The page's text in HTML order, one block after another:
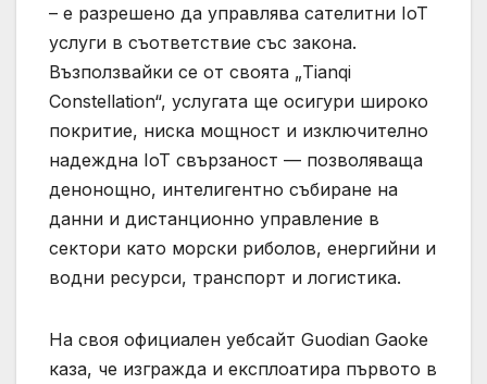
– е разрешено да управлява сателитни IoT
услуги в съответствие със закона.
Възползвайки се от своята „Tianqi
Constellation“, услугата ще осигури широко
покритие, ниска мощност и изключително
надеждна IoT свързаност — позволяваща
денонощно, интелигентно събиране на
данни и дистанционно управление в
сектори като морски риболов, енергийни и
водни ресурси, транспорт и логистика.
На своя официален уебсайт Guodian Gaoke
каза, че изгражда и експлоатира първото в